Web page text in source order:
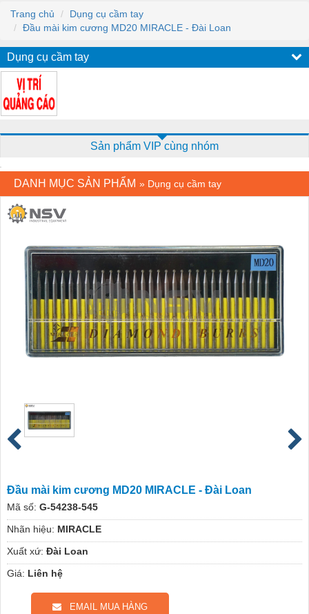
Trang chủ
Dụng cụ cầm tay
Đầu mài kim cương MD20 MIRACLE - Đài Loan
Dụng cụ cầm tay
Sản phẩm VIP cùng nhóm
DANH MỤC SẢN PHẨM » Dụng cụ cầm tay
Đầu mài kim cương MD20 MIRACLE - Đài Loan
Mã số: G-54238-545
Nhãn hiệu: MIRACLE
Xuất xứ: Đài Loan
Giá: Liên hệ
EMAIL MUA HÀNG